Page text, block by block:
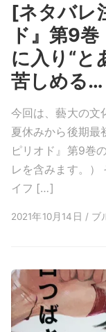
[ネタバレ
ド』第9
に入り“と
苦しめる…
今回は、藝大の文
夏休みから後期最
ピリオド』第9巻
レを含みます。）
イフ […]
2021年10月14日 /